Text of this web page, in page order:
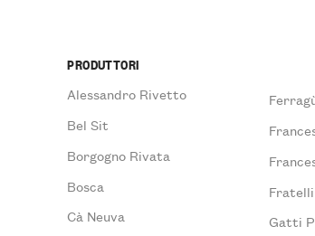
PRODUTTORI
Alessandro Rivetto
Bel Sit
Borgogno Rivata
Bosca
Cà Neuva
Gatti